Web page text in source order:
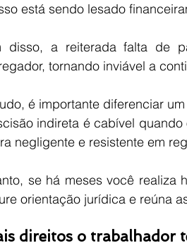
está sendo lesado
disso, a reiterada falta de
tornando inviável a
é importante diferenciar
indireta é cabível
negligente e resistente em
se há meses você realiza
orientação jurídica e reúna
direitos o trabalhador